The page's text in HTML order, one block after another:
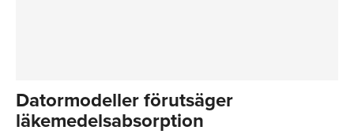
Datormodeller förutsäger
läkemedelsabsorption